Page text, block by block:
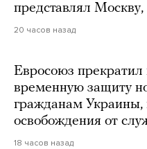
представлял Москву,
20 часов назад
Евросоюз прекратил
временную защиту
гражданам
освобождения от
18 часов назад